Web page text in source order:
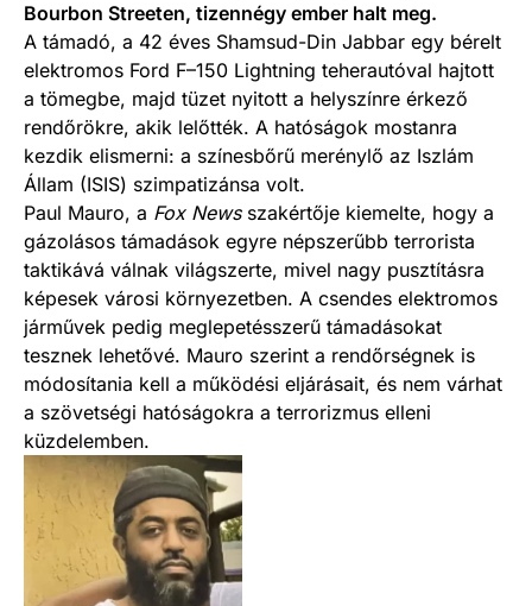
Bourbon Streeten, tizennégy ember halt meg.
A támadó, a 42 éves Shamsud-Din Jabbar egy bérelt
elektromos Ford F–150 Lightning teherautóval hajtott
a tömegbe, majd tüzet nyitott a helyszínre érkező
rendőrökre, akik lelőtték. A hatóságok mostanra
kezdik elismerni: a színesbőrű merénylő az Iszlám
Állam (ISIS) szimpatizánsa volt.
Paul Mauro, a Fox Newsszakértője kiemelte, hogy a
gázolásos támadások egyre népszerűbb terrorista
taktikává válnak világszerte, mivel nagy pusztításra
képesek városi környezetben. A csendes elektromos
járművek pedig meglepetésszerű támadásokat
tesznek lehetővé. Mauro szerint a rendőrségnek is
módosítania kell a működési eljárásait, és nem várhat
a szövetségi hatóságokra a terrorizmus elleni
küzdelemben.